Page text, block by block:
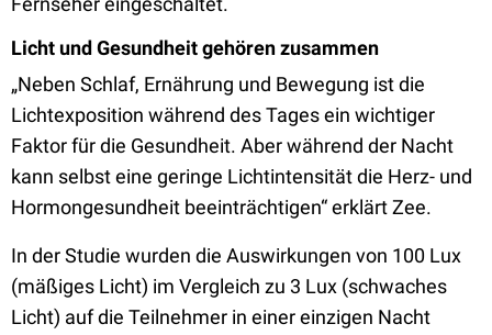
Licht und Gesundheit gehören zusammen
„Neben Schlaf, Ernährung und Bewegung ist die
Lichtexposition während des Tages ein wichtiger
Faktor für die Gesundheit. Aber während der Nacht
kann selbst eine geringe Lichtintensität die Herz- und
Hormongesundheit beeinträchtigen“ erklärt Zee.
In der Studie wurden die Auswirkungen von 100 Lux
(mäßiges Licht) im Vergleich zu 3 Lux (schwaches
Licht) auf die Teilnehmer in einer einzigen Nacht